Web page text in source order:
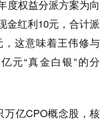
度权益分派方案为向
金红利10元，合计派
这意味着王伟修与
元“真金白银”的分
亿CPO概念股，核